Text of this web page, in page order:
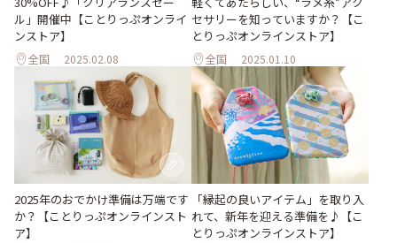
ル」開催中【ことりっぷオンライ
ンストア】
全国 2025.02.08
セサリーを知っていますか？【こ
とりっぷオンラインストア】
全国 2025.01.10
2025年のおでかけ準備は万端です
か？【ことりっぷオンラインスト
ア】
「縁起の良いアイテム」を取り入
れて、新年を迎える準備を♪【こ
とりっぷオンラインストア】